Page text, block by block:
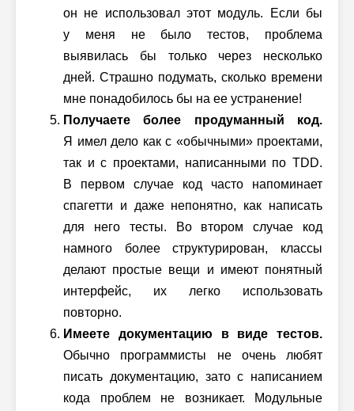
он не использовал этот модуль. Если бы
у меня не было тестов, проблема
выявилась бы только через несколько
дней. Страшно подумать, сколько времени
мне понадобилось бы на ее устранение!
Получаете более продуманный код.
Я имел дело как с «обычными» проектами,
так и с проектами, написанными по TDD.
В первом случае код часто напоминает
спагетти и даже непонятно, как написать
для него тесты. Во втором случае код
намного более структурирован, классы
делают простые вещи и имеют понятный
интерфейс, их легко использовать
повторно.
Имеете документацию в виде тестов.
Обычно программисты не очень любят
писать документацию, зато с написанием
кода проблем не возникает. Модульные